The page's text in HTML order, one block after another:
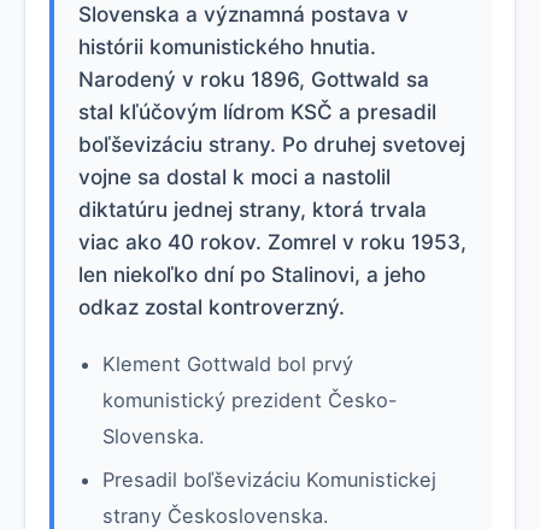
Slovenska a významná postava v
histórii komunistického hnutia.
Narodený v roku 1896, Gottwald sa
stal kľúčovým lídrom KSČ a presadil
boľševizáciu strany. Po druhej svetovej
vojne sa dostal k moci a nastolil
diktatúru jednej strany, ktorá trvala
viac ako 40 rokov. Zomrel v roku 1953,
len niekoľko dní po Stalinovi, a jeho
odkaz zostal kontroverzný.
Klement Gottwald bol prvý
komunistický prezident Česko-
Slovenska.
Presadil boľševizáciu Komunistickej
strany Československa.